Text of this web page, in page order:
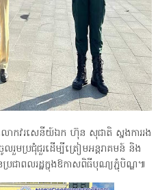
កវរសេនីយ៍ឯក ហ៊ុន សុជាតិ ស្នងការរង
លរួមប្រជុំជួរដើម្បីត្រៀមអន្តរាគមន៍ និង
រជាពលរដ្ឋក្នុងឱកាសពិធីបុណ្យភ្ជុំបិណ្ឌ៕